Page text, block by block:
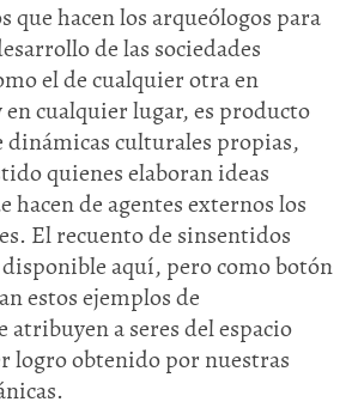
que hacen los arqueólogos para
de las sociedades
el de cualquier otra en
en cualquier lugar, es producto
dinámicas culturales propias,
quienes elaboran ideas
hacen de agentes externos los
El recuento de sinsentidos
disponible aquí, pero como botón
estos ejemplos de
atribuyen a seres del espacio
logro obtenido por nuestras